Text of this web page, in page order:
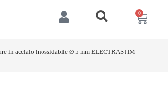
0
in acciaio inossidabile Ø 5 mm ELECTRASTIM